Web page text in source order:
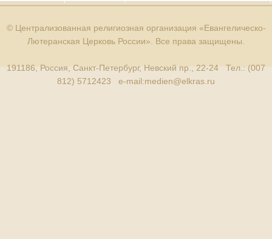
© Централизованная религиозная организация «Евангелическо-
Лютеранская Церковь России». Все права защищены.
191186, Россия, Санкт-Петербург, Невский пр., 22-24 Тел.: (007
812) 5712423 e-mail:medien@elkras.ru